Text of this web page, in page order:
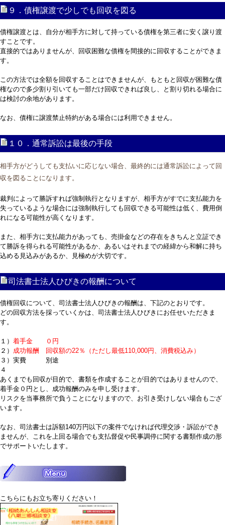
９．債権譲渡で少しでも回収を図る
債権譲渡とは、自分が相手方に対して持っている債権を第三者に安く譲り渡
すことです。
直接的ではありませんが、回収困難な債権を間接的に回収することができま
す。
この方法では全額を回収することはできませんが、もともと回収が困難な債
権なので多少割り引いても一部だけ回収できれば良し、と割り切れる場合に
は検討の余地があります。
なお、債権に譲渡禁止特約がある場合には利用できません。
１０．通常訴訟は最後の手段
相手方がどうしても支払いに応じない場合、最終的には通常訴訟によって回
収を図ることになります。
裁判によって勝訴すれば強制執行となりますが、相手方がすでに支払能力を
失っているような場合には強制執行しても回収できる可能性は低く、費用倒
れになる可能性が高くなります。
また、相手方に支払能力があっても、売掛金などの存在をきちんと立証でき
て勝訴を得られる可能性があるか、あるいはそれまでの経緯から和解に持ち
込める見込みがあるか、見極めが大切です。
司法書士法人ひびきの報酬について
債権回収について、司法書士法人ひびきの報酬は、下記のとおりです。
どの回収方法を採っていくかは、司法書士法人ひびきにお任せいただきま
す。
１） 着手金 ０円
２） 成功報酬 回収額の22％（ただし最低110,000円、消費税込み）
３）実費 別途
４
あくまでも回収が目的で、書類を作成することが目的ではありませんので、
着手金０円とし、成功報酬のみを申し受けます。
リスクを当事務所で負うことになりますので、お引き受けしない場合もござ
います。
なお、司法書士は訴額140万円以下の案件でなければ代理交渉・訴訟ができ
ませんが、これを上回る場合でも支払督促や民事調停に関する書類作成の形
でサポートいたします。
こちらにもお立ち寄りください！